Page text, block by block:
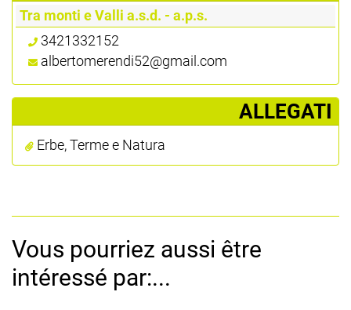
Tra monti e Valli a.s.d. - a.p.s.
3421332152
albertomerendi52@gmail.com
ALLEGATI
Erbe, Terme e Natura
Vous pourriez aussi être
intéressé par:...